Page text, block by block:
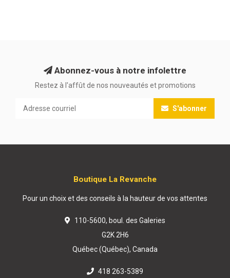
Abonnez-vous à notre infolettre
Restez à l'affût de nos nouveautés et promotions
S'abonner
Boutique La Revanche
Pour un choix et des conseils à la hauteur de vos attentes
110-5600, boul. des Galeries
G2K 2H6
Québec (Québec), Canada
418 263-5389